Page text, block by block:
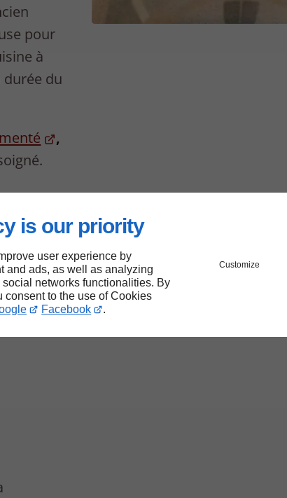
is our priority
user experience by
and ads, as well as analyzing
networks functionalities. By
consent to the use of Cookies
Facebook .
Customize
pour
à
du
,